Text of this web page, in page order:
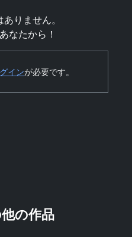
りません。
なたから！
インが必要です。
の作品